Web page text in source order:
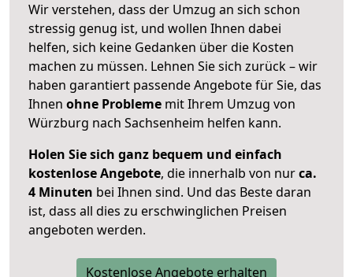
Wir verstehen, dass der Umzug an sich schon
stressig genug ist, und wollen Ihnen dabei
helfen, sich keine Gedanken über die Kosten
machen zu müssen. Lehnen Sie sich zurück – wir
haben garantiert passende Angebote für Sie, das
Ihnen ohne Probleme mit Ihrem Umzug von
Würzburg nach Sachsenheim helfen kann.
Holen Sie sich ganz bequem und einfach
kostenlose Angebote, die innerhalb von nurca.
4 Minuten bei Ihnen sind. Und das Beste daran
ist, dass all dies zu erschwinglichen Preisen
angeboten werden.
Kostenlose Angebote erhalten